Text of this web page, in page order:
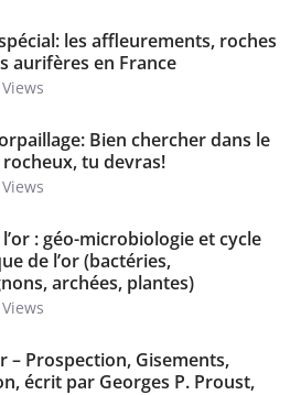
les affleurements, roches
aurifères en France
Bien chercher dans le
tu devras!
l’or : géo-microbiologie et cycle
de l’or (bactéries,
archées, plantes)
– Prospection, Gisements,
écrit par Georges P. Proust,